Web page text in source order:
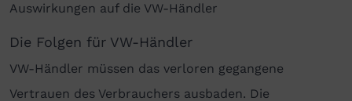
Auswirkungen auf die VW-Händler
Die Folgen für VW-Händler
VW-Händler müssen das verloren gegangene
Vertrauen des Verbrauchers ausbaden. Die